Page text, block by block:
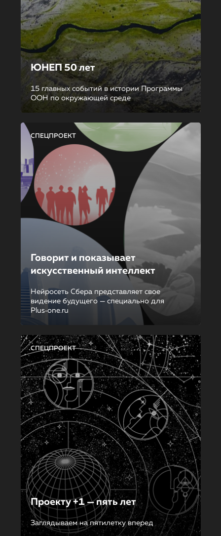
ЮНЕП 50 лет
15 главных событий в истории Программы
ООН по окружающей среде
СПЕЦПРОЕКТ
Говорит и показывает
искусственный интеллект
Нейросеть Сбера представляет свое
видение будущего — специально для
Plus‑one.ru
СПЕЦПРОЕКТ
Проекту +1 — пять лет
Заглядываем на пятилетку вперед